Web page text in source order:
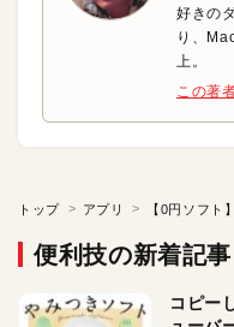
好きの
り、
上。
この著
トップ アプリ
便利技の新着記事
コピー